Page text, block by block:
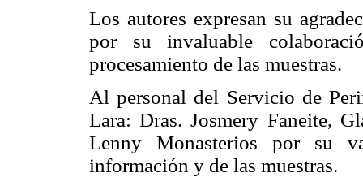
Los autores expresan su
por su invaluable
procesamiento de las muestras.
Al personal del Servicio de
Lara: Dras. Josmery Faneite,
Lenny Monasterios por su
información y de las muestras.